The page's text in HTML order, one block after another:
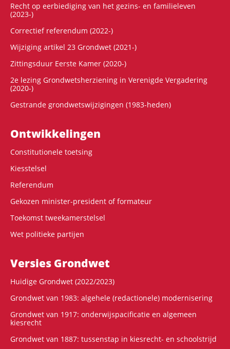
Recht op eerbiediging van het gezins- en familieleven
(2023-)
Correctief referendum (2022-)
Wijziging artikel 23 Grondwet (2021-)
Zittingsduur Eerste Kamer (2020-)
2e lezing Grondwetsherziening in Verenigde Vergadering
(2020-)
Gestrande grondwetswijzigingen (1983-heden)
Ontwikke­lingen
Constitutionele toetsing
Kiesstelsel
Referendum
Gekozen minister-president of formateur
Toekomst tweekamerstelsel
Wet politieke partijen
Versies Grondwet
Huidige Grondwet (2022/2023)
Grondwet van 1983: algehele (redactionele) modernisering
Grondwet van 1917: onderwijspacificatie en algemeen
kiesrecht
Grondwet van 1887: tussenstap in kiesrecht- en schoolstrijd